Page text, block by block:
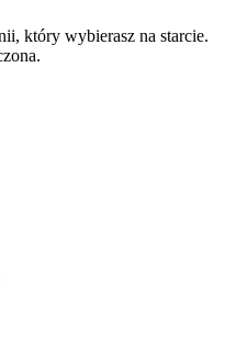
który wybierasz na starcie.